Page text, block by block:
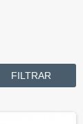
FILTRAR